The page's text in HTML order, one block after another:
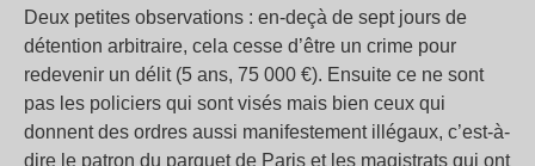
Deux petites observations : en-deçà de sept jours de
détention arbitraire, cela cesse d’être un crime pour
redevenir un délit (5 ans, 75 000 €). Ensuite ce ne sont
pas les policiers qui sont visés mais bien ceux qui
donnent des ordres aussi manifestement illégaux, c’est-à-
dire le patron du parquet de Paris et les magistrats qui ont